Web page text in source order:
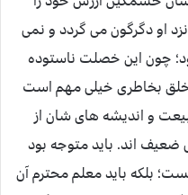
او دگرگون می گردد و نمی
چون این خصلت ناستوده
خلق بخاطری خیلی مهم است
و اندیشه های شان از
اند. باید متوجه بود
بلکه باید معلم محترم آن